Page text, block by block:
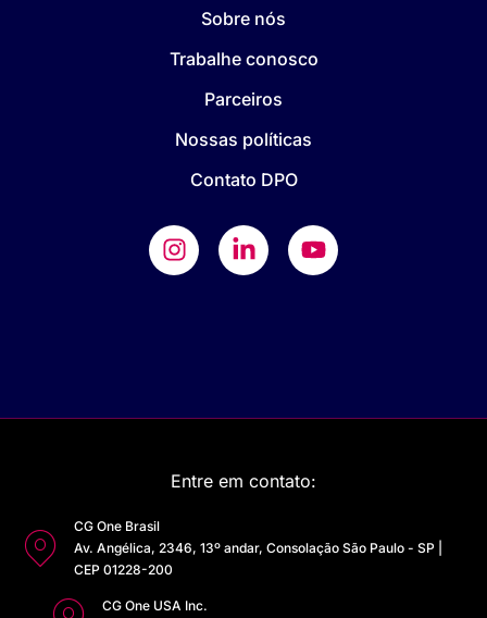
Sobre nós
Trabalhe conosco
Parceiros
Nossas políticas
Contato DPO
Entre em contato:
CG One Brasil
Av. Angélica, 2346, 13º andar, Consolação São Paulo - SP |
CEP 01228-200
CG One USA Inc.